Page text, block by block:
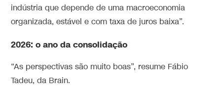
indústria que depende de uma macroeconomia
organizada, estável e com taxa de juros baixa”.
2026: o ano da consolidação
“As perspectivas são muito boas”, resume Fábio
Tadeu, da Brain.